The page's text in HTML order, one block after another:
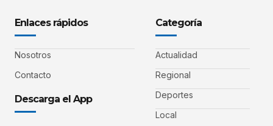
Enlaces rápidos
Nosotros
Contacto
Descarga el App
Categoría
Actualidad
Regional
Deportes
Local